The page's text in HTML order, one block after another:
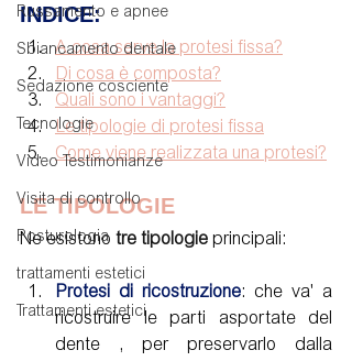
Russamento e apnee
Sbiancamento dentale
Sedazione cosciente
Tecnologie
Video Testimonianze
Visita di controllo
Posturologia
trattamenti estetici
Trattamenti estetici
INDICE:
A cosa serve la protesi fissa?
Di cosa è composta?
Quali sono i vantaggi?
Le tipologie di protesi fissa
Come viene realizzata una protesi?
LE TIPOLOGIE
Ne esistono tre tipologie principali:
Protesi di ricostruzione: che va' a
ricostruire le parti asportate del
dente , per preservarlo dalla